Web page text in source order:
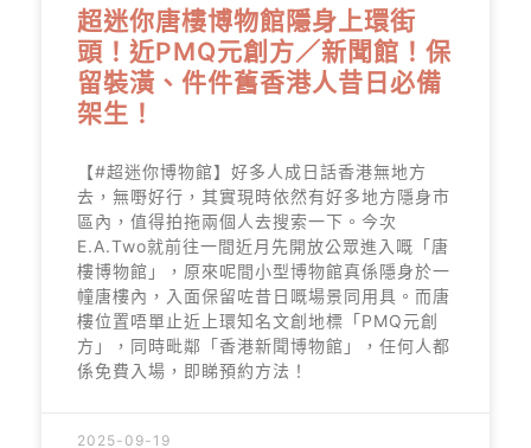
超迷你唐樓博物館隱身上環街
頭！近PMQ元創方／新聞館！保
留裝潢、件件舊香港人昔日必備
架生！
【#超迷你博物館】好多人成日話香港無地方
去，無嘢好行，其實現時依然有好多地方隱身市
區內，值得拍拖兩個人去搜索一下。今次
E.A.Two就前往一間近月先開放公眾進入嘅「唐
樓博物館」，原來呢間小型博物館真係隱身於一
幢唐樓內，入面保留咗昔日嘅場景同用具。而唐
樓位置唔單止近上環知名文創地標「PMQ元創
方」，同時毗鄰「香港新聞博物館」，任何人都
係免費入場，即睇預約方法！
2025-09-19